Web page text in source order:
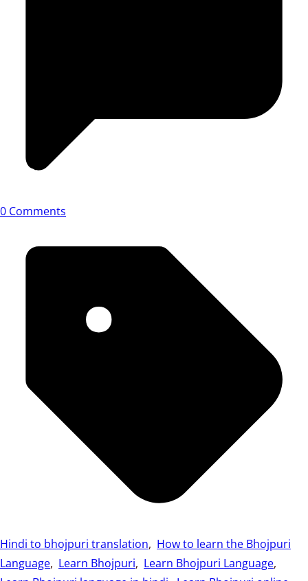
0 Comments
Hindi to bhojpuri translation, How to learn the Bhojpuri
Language, Learn Bhojpuri, Learn Bhojpuri Language,